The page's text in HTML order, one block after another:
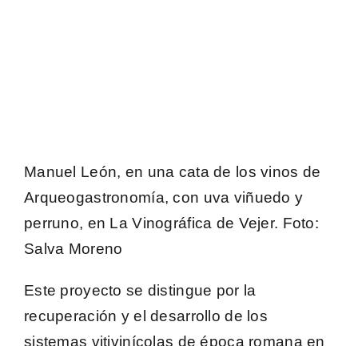
Manuel León, en una cata de los vinos de
Arqueogastronomía, con uva viñuedo y
perruno, en La Vinográfica de Vejer. Foto:
Salva Moreno
Este proyecto se distingue por la
recuperación y el desarrollo de los
sistemas vitivinícolas de época romana en